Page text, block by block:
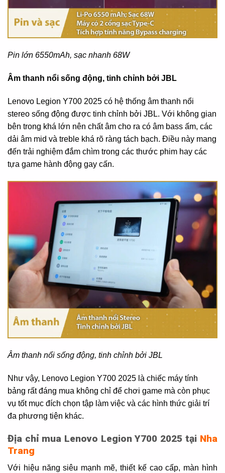
Pin lớn 6550mAh, sạc nhanh 68W
Âm thanh nổi sống động, tinh chỉnh bởi JBL
Lenovo Legion Y700 2025 có hệ thống âm thanh nổi
stereo sống động được tinh chỉnh bởi JBL. Với không gian
bên trong khá lớn nên chất âm cho ra có âm bass ấm, các
dải âm mid và treble khá rõ ràng tách bạch. Điều này mang
đến trải nghiệm đắm chìm trong các thước phim hay các
tựa game hành động gay cấn.
Âm thanh nổi sống động, tinh chỉnh bởi JBL
Như vậy, Lenovo Legion Y700 2025 là chiếc máy tính
bảng rất đáng mua không chỉ để chơi game mà còn phục
vụ tốt mục đích chọn tập làm việc và các hình thức giải trí
đa phương tiện khác.
Địa chỉ mua Lenovo Legion Y700 2025 tại Nha
Trang
Với hiệu năng siêu mạnh mẽ, thiết kế cao cấp, màn hình